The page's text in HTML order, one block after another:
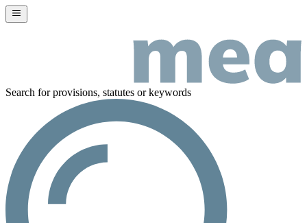
Search for provisions, statutes or keywords